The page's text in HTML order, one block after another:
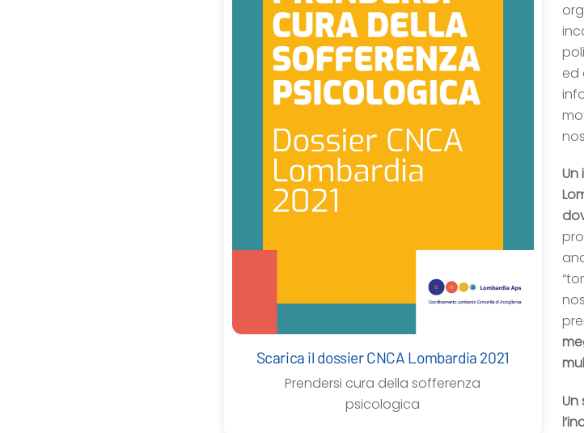
Scarica il dossier CNCA Lombardia 2021
Prendersi cura della sofferenza
psicologica
ed
Un